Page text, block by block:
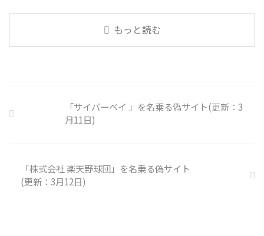
もっと読む
「サイバーベイ 」を名乗る偽サイト(更新：3
月11日)
「株式会社 楽天野球団」を名乗る偽サイト
(更新：3月12日)